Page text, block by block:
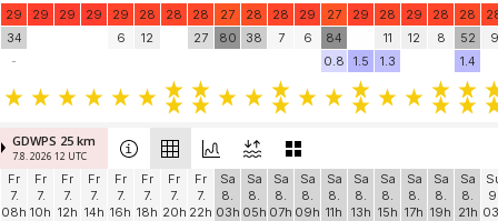
29 29 29 29 29 28 28 28 27 28 28 29 27 29 28 29 28 28
34
6 12 27 80 38 7 6 84 11 12 8 52
9
-
0.8 1.5 1.3 1.4
GDWPS 25 km
7.8. 2026 12 UTC
Fr
7.
08h
Fr
7.
10h
Fr
7.
12h
Fr
7.
14h
Fr
7.
16h
Fr
7.
18h
Fr
7.
20h
Fr
7.
22h
Sa
8.
03h
Sa
8.
05h
Sa
8.
07h
Sa
8.
09h
Sa
8.
11h
Sa
8.
13h
Sa
8.
15h
Sa
8.
17h
Sa
8.
19h
Sa
8.
21h